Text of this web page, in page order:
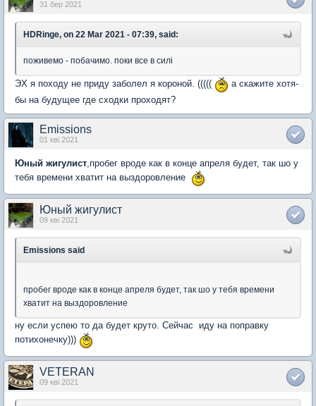
31 бер 2021
HDRinge, on 22 Mar 2021 - 07:39, said:
поживемо - побачимо. поки все в силі
ЭХ я походу не приду заболел я короной. (((((
а скажите хотя-
бы на будущее где сходки проходят?
Emissions
01 кві 2021
Юный жигулист ,пробег вроде как в конце апреля будет, так шо у
тебя времени хватит на выздоровление
Юный жигулист
09 кві 2021
Emissions said
пробег вроде как в конце апреля будет, так шо у тебя времени
хватит на выздоровление
ну если успею то да будет круто. Сейчас иду на поправку
потихонечку)))
VETERAN
09 кві 2021